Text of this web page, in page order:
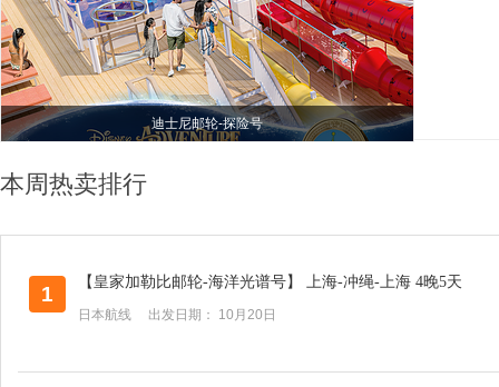
迪士尼邮轮-探险号
本周热卖排行
1
【皇家加勒比邮轮-海洋光谱号】 上海-冲绳-上海 4晚5天
日本航线 出发日期： 10月20日